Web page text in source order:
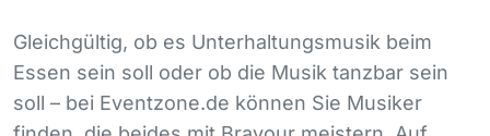
Gleichgültig, ob es Unterhaltungsmusik beim
Essen sein soll oder ob die Musik tanzbar sein
soll – bei Eventzone.de können Sie Musiker